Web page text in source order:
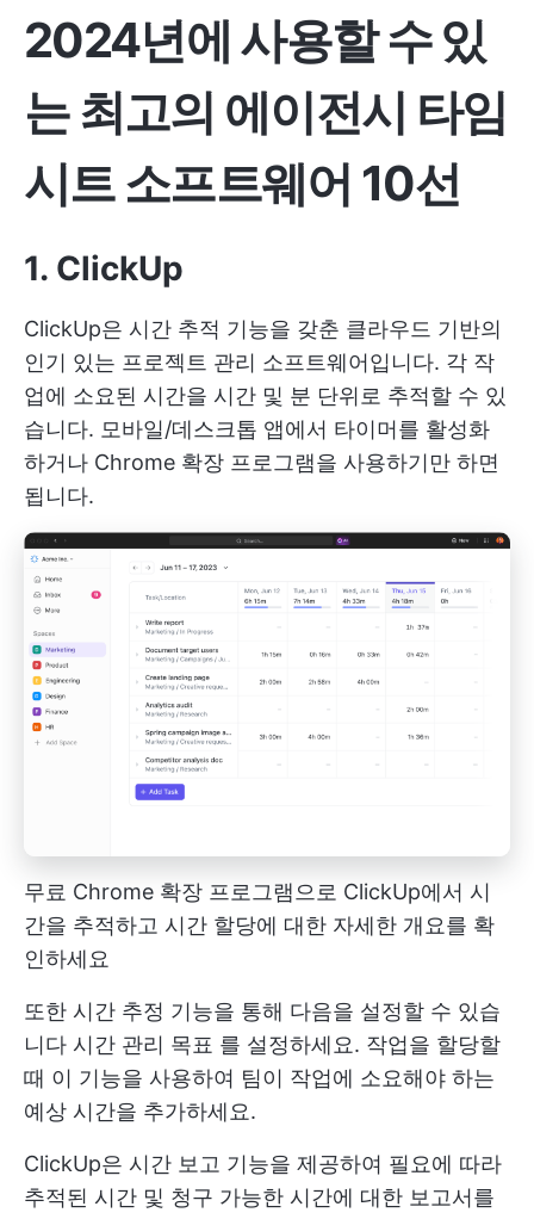
2024년에 사용할 수 있
는 최고의 에이전시 타임
시트 소프트웨어 10선
1. ClickUp
ClickUp은 시간 추적 기능을 갖춘 클라우드 기반의
인기 있는 프로젝트 관리 소프트웨어입니다. 각 작
업에 소요된 시간을 시간 및 분 단위로 추적할 수 있
습니다. 모바일/데스크톱 앱에서 타이머를 활성화
하거나 Chrome 확장 프로그램을 사용하기만 하면
됩니다.
무료 Chrome 확장 프로그램으로 ClickUp에서 시
간을 추적하고 시간 할당에 대한 자세한 개요를 확
인하세요
또한 시간 추정 기능을 통해 다음을 설정할 수 있습
니다 시간 관리 목표 를 설정하세요. 작업을 할당할
때 이 기능을 사용하여 팀이 작업에 소요해야 하는
예상 시간을 추가하세요.
ClickUp은 시간 보고 기능을 제공하여 필요에 따라
추적된 시간 및 청구 가능한 시간에 대한 보고서를